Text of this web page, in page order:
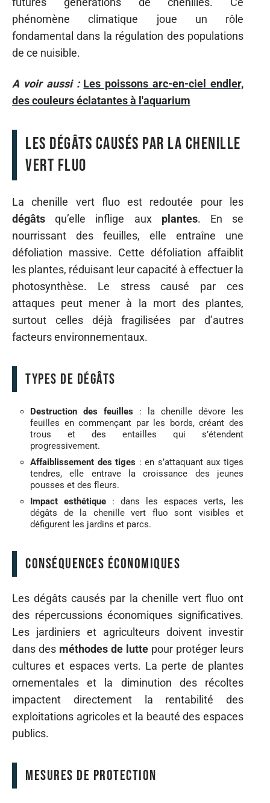
phénomène climatique joue un rôle
fondamental dans la régulation des populations
de ce nuisible.
A voir aussi : Les poissons arc-en-ciel endler,
des couleurs éclatantes à l'aquarium
Les dégâts causés par la chenille
vert fluo
La chenille vert fluo est redoutée pour les
dégâts qu’elle inflige aux plantes. En se
nourrissant des feuilles, elle entraîne une
défoliation massive. Cette défoliation affaiblit
les plantes, réduisant leur capacité à effectuer la
photosynthèse. Le stress causé par ces
attaques peut mener à la mort des plantes,
surtout celles déjà fragilisées par d’autres
facteurs environnementaux.
Types de dégâts
Destruction des feuilles : la chenille dévore les
feuilles en commençant par les bords, créant des
trous et des entailles qui s’étendent
progressivement.
Affaiblissement des tiges : en s’attaquant aux tiges
tendres, elle entrave la croissance des jeunes
pousses et des fleurs.
Impact esthétique : dans les espaces verts, les
dégâts de la chenille vert fluo sont visibles et
défigurent les jardins et parcs.
Conséquences économiques
Les dégâts causés par la chenille vert fluo ont
des répercussions économiques significatives.
Les jardiniers et agriculteurs doivent investir
dans des méthodes de lutte pour protéger leurs
cultures et espaces verts. La perte de plantes
ornementales et la diminution des récoltes
impactent directement la rentabilité des
exploitations agricoles et la beauté des espaces
publics.
Mesures de protection